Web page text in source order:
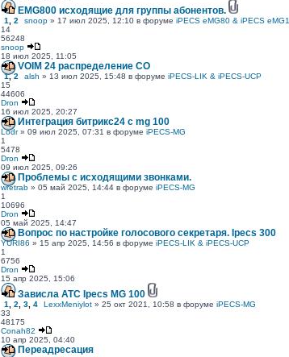
EMG800 исходящие для группы абонентов.
1 2 snoop » 17 июл 2025, 12:10 в форуме iPECS eMG80 & iPECS
14
56248
snoop
18 июл 2025, 11:05
VOIM 24 распределение CO
1,2 alsh » 13 июл 2025, 15:48 в форуме iPECS-LIK & iPECS-UCP
15
44606
Dron
16 июл 2025, 20:27
Интеграция битрикс24 с mg 100
Lodr» 09 июл 2025, 07:31 в форуме iPECS-MG
1
5478
Dron
09 июл 2025, 09:26
Проблемы с исходящими звонками.
wretrab » 05 май 2025, 14:44 в форуме iPECS-MG
1
10696
Dron
05 май 2025, 14:47
Вопрос по настройке голосового секретаря. Ipecs 300
YURI86 » 15 апр 2025, 14:56 в форуме iPECS-LIK & iPECS-UCP
1
6756
Dron
15 апр 2025, 15:06
Зависла АТС Ipecs MG 100
1 2 3 4 LexxMeniylot » 25 окт 2021, 10:58 в форуме iPECS-MG
33
48175
Conah82
10 апр 2025, 04:40
Переадресация